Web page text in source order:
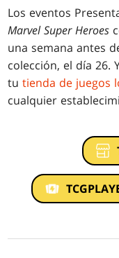
Los eventos
Marvel Super Heroes
una semana antes
colección, el día 26.
tutienda de juegos
cualquier